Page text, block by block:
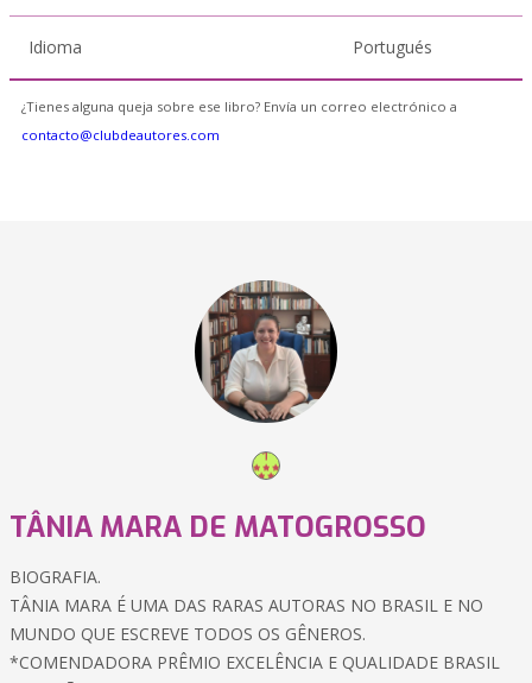
Idioma Portugués
¿Tienes alguna queja sobre ese libro? Envía un correo electrónico a
contacto@clubdeautores.com
TÂNIA MARA DE MATOGROSSO
BIOGRAFIA.
TÂNIA MARA É UMA DAS RARAS AUTORAS NO BRASIL E NO
MUNDO QUE ESCREVE TODOS OS GÊNEROS.
*COMENDADORA PRÊMIO EXCELÊNCIA E QUALIDADE BRASIL